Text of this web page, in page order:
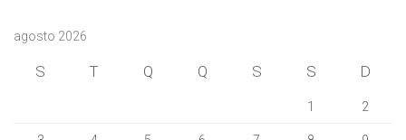
agosto 2026
S T Q Q S S D
1 2